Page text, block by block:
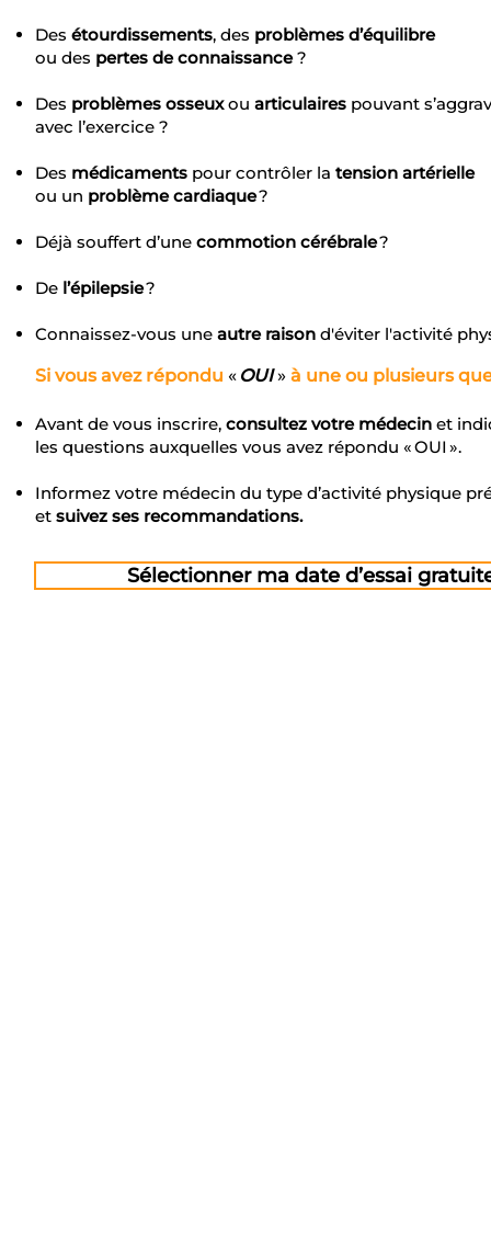
Des étourdissements, des problèmes d’équilibre
ou des pertes de connaissance?
Des problèmes osseuxou articulaires pouvant
avec l’exercice ?​​
Des médicaments pour contrôler la tension artérielle
ou un problème cardiaque?
Déjà souffert d’une commotion cérébrale?
De l’épilepsie?
Connaissez-vous une autre raison d'éviter l'activité
Si vous avez répondu « OUI » à une ou plusieurs
Avant de vous inscrire, consultez votre médecin et
les questions auxquelles vous avez répondu « OUI ».
Informez votre médecin du type d’activité physique
et suivez ses recommandations.
Sélectionner ma date d’essai